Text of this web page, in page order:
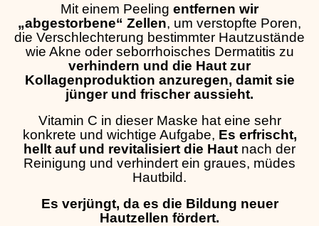
Mit einem Peeling entfernen wir
„abgestorbene“ Zellen, um verstopfte Poren,
die Verschlechterung bestimmter Hautzustände
wie Akne oder seborrhoisches Dermatitis zu
verhindern und die Haut zur
Kollagenproduktion anzuregen, damit sie
jünger und frischer aussieht.
Vitamin C in dieser Maske hat eine sehr
konkrete und wichtige Aufgabe, Es erfrischt,
hellt auf und revitalisiert die Haut nach der
Reinigung und verhindert ein graues, müdes
Hautbild.
Es verjüngt, da es die Bildung neuer
Hautzellen fördert.